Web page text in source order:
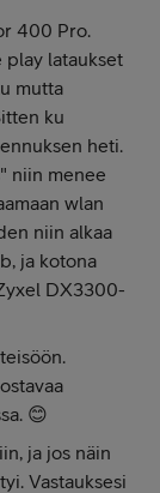
400 Pro.
play lataukset
mutta
ku
heti.
niin menee
wlan
niin alkaa
ja kotona
DX3300-
😊
ja jos näin
Vastauksesi